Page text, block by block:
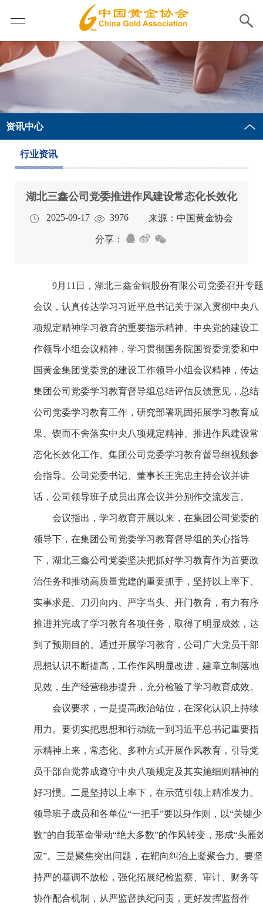
资讯中心
行业资讯
湖北三鑫公司党委推进作风建设常态化长效化
2025-09-17 3976 来源：中国黄金协会
分享：
9月11日，湖北三鑫金铜股份有限公司党委召开专题
会议，认真传达学习习近平总书记关于深入贯彻中央八
项规定精神学习教育的重要指示精神、中央党的建设工
作领导小组会议精神，学习贯彻国务院国资委党委和中
国黄金集团党委党的建设工作领导小组会议精神，传达
集团公司党委学习教育督导组总结评估反馈意见，总结
公司党委学习教育工作，研究部署巩固拓展学习教育成
果、锲而不舍落实中央八项规定精神、推进作风建设常
态化长效化工作。集团公司党委学习教育督导组视频参
会指导。公司党委书记、董事长王宪忠主持会议并讲
话，公司领导班子成员出席会议并分别作交流发言。
会议指出，学习教育开展以来，在集团公司党委的
领导下，在集团公司党委学习教育督导组的关心指导
下，湖北三鑫公司党委坚决把抓好学习教育作为首要政
治任务和推动高质量党建的重要抓手，坚持以上率下、
实事求是、刀刃向内、严字当头、开门教育，有力有序
推进并完成了学习教育各项任务，取得了明显成效，达
到了预期目的。通过开展学习教育，公司广大党员干部
思想认识不断提高，工作作风明显改进，建章立制落地
见效，生产经营稳步提升，充分检验了学习教育成效。
会议要求，一是提高政治站位，在深化认识上持续
用力。要切实把思想和行动统一到习近平总书记重要指
示精神上来，常态化、多种方式开展作风教育，引导党
员干部自觉养成遵守中央八项规定及其实施细则精神的
好习惯。二是坚持以上率下，在示范引领上精准发力。
领导班子成员和各单位“一把手”要以身作则，以“关键少
数”的自我革命带动“绝大多数”的作风转变，形成“头雁
应”。三是聚焦突出问题，在靶向纠治上凝聚合力。要坚
持严的基调不放松，强化拓展纪检监察、审计、财务等
协作配合机制，从严监督执纪问责，更好发挥监督作